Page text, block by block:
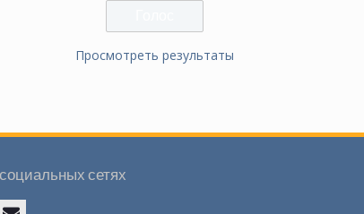
Просмотреть результаты
сетях